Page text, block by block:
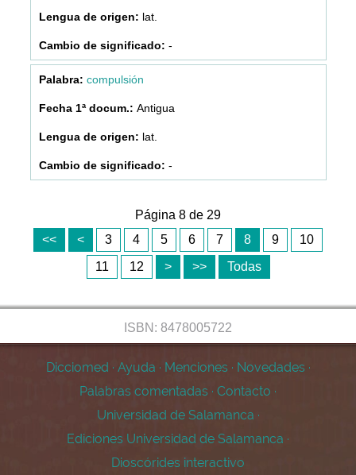
lat.
-
compulsión
Antigua
lat.
-
Página 8 de 29
<<
< 3 4 5 6 7 8 9
10
11
12 > >> Todas
ISBN: 8478005722
Dicciomed · Ayuda · Menciones · Novedades ·
Palabras comentadas · Contacto ·
Universidad de Salamanca ·
Ediciones Universidad de Salamanca ·
Dioscórides interactivo